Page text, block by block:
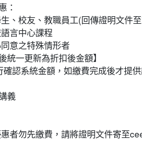
：
、校友、教職員工(回傳證明文件
言中心課程
意之特殊情形者
統一更新為折扣後金額】
認系統金額，如繳費完成後才提
義
者勿先繳費，請將證明文件寄至